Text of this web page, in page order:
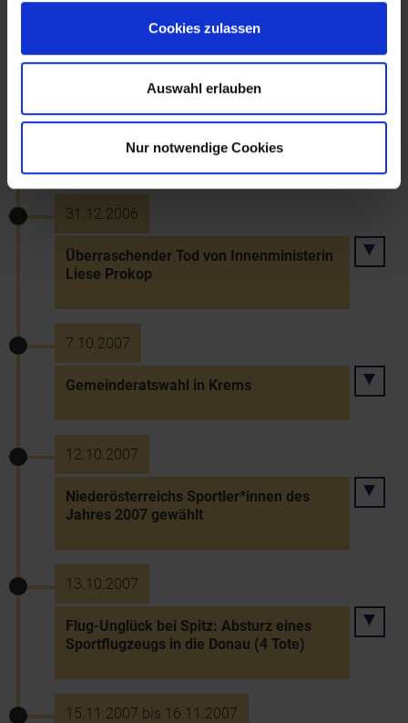
Cookies zulassen
Auswahl erlauben
Nur notwendige Cookies
Heimsieg Kathrin Zettels (Göstling) beim
Weltcup-Riesentorlauf am Semmering
31.12.2006
Überraschender Tod von Innenministerin
Liese Prokop
7.10.2007
Gemeinderatswahl in Krems
12.10.2007
Niederösterreichs Sportler*innen des
Jahres 2007 gewählt
13.10.2007
Flug-Unglück bei Spitz: Absturz eines
Sportflugzeugs in die Donau (4 Tote)
15.11.2007 bis 16.11.2007